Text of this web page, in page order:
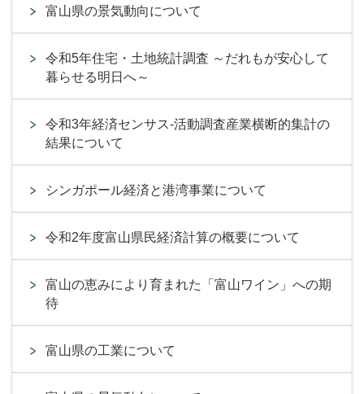
富山県の景気動向について
令和5年住宅・土地統計調査 ～だれもが安心して
暮らせる明日へ～
令和3年経済センサス-活動調査産業横断的集計の
結果について
シンガポール経済と港湾事業について
令和2年度富山県民経済計算の概要について
富山の恵みにより育まれた「富山ワイン」への期
待
富山県の工業について